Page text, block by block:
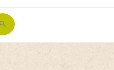
Search
for: